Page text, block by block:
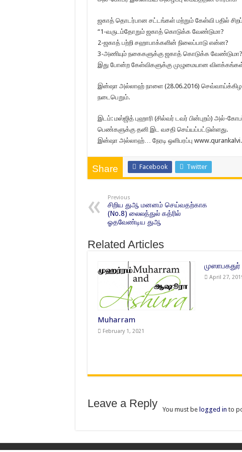
ஜகாத் தொடர்பான சட்டங்கள் மற்றும் கேள்வி பதில்
“1-வருடம்தோறும் ஜகாத் கொடுக்க வேண்டுமா?
2-ஜகாத் பற்றி சஹாபாக்களின் நிலைப்பாடு என்ன?
3-அணியும் நகைகளுக்கு ஜகாத் கொடுக்க வேண்டுமா?
இது போன்ற கேள்விகளுக்கு முழுமையான
இன்ஷா அல்லாஹ் நாளை (28.06.2016)
நடைபெறும்.
இடம்: மஸ்ஜித் புஹாரி (சில்வர் டவர் பின்புறம்) அல்-
பெண்களுக்கு தனி இட வசதி செய்யப்பட்டுள்ளது.
இன்ஷா அல்லாஹ்… நேரடி ஒளிபரப்பு
Share Facebook Twitter
Previous
சிறிய துஆ மனனம் செய்வதற்காக
(No.8) லைலத்துல் கத்ரில்
ஓதவேண்டிய துஆ
Related Articles
Muharram
February 1, 2021
April 27,
Leave a Reply You must be logged in to